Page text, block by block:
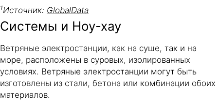
1Источник: GlobalData
Системы и Ноу-хау
Ветряные электростанции, как на суше, так и на
море, расположены в суровых, изолированных
условиях. Ветряные электростанции могут быть
изготовлены из стали, бетона или комбинации обоих
материалов.